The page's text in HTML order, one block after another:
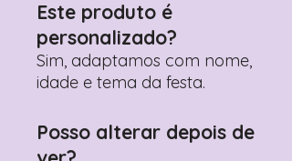
Prefere fazer seu pedido pelo
WhatsApp? Clique aqui para nos
contactar: +351 960 119 353
Este produto é
personalizado?
Sim, adaptamos com nome,
idade e tema da festa.
Posso alterar depois de